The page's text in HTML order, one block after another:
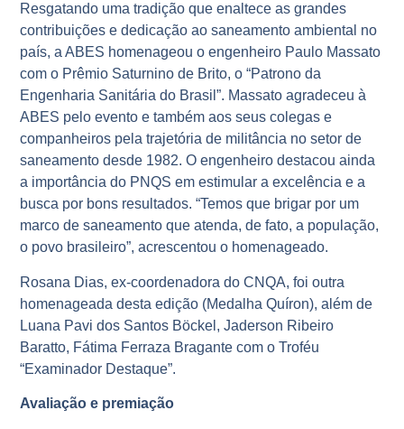
Resgatando uma tradição que enaltece as grandes
contribuições e dedicação ao saneamento ambiental no
país, a ABES homenageou o engenheiro Paulo Massato
com o Prêmio Saturnino de Brito, o “Patrono da
Engenharia Sanitária do Brasil”. Massato agradeceu à
ABES pelo evento e também aos seus colegas e
companheiros pela trajetória de militância no setor de
saneamento desde 1982. O engenheiro destacou ainda
a importância do PNQS em estimular a excelência e a
busca por bons resultados. “Temos que brigar por um
marco de saneamento que atenda, de fato, a população,
o povo brasileiro”, acrescentou o homenageado.
Rosana Dias, ex-coordenadora do CNQA, foi outra
homenageada desta edição (Medalha Quíron), além de
Luana Pavi dos Santos Böckel, Jaderson Ribeiro
Baratto, Fátima Ferraza Bragante com o Troféu
“Examinador Destaque”.
Avaliação e premiação